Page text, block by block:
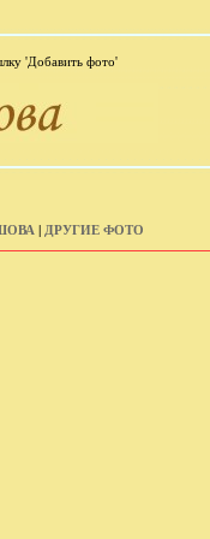
'Добавить фото'
| ДРУГИЕ ФОТО